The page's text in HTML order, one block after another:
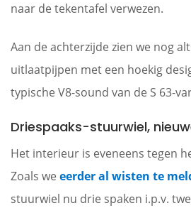
naar de tekentafel verwezen.
Aan de achterzijde zien we nog
uitlaatpijpen met een hoekig
typische V8-sound van de S 63-
Driespaaks-stuurwiel,
Het interieur is eveneens tegen
Zoals we eerder al wisten te
stuurwiel nu drie spaken i.p.v.